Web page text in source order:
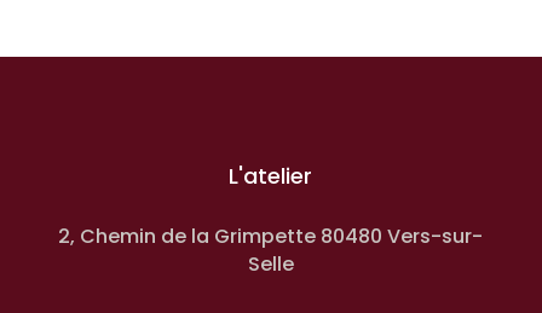
L'atelier
2, Chemin de la Grimpette 80480 Vers-sur-
Selle